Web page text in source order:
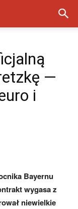
—
i
Bayernu
wygasa z
niewielkie